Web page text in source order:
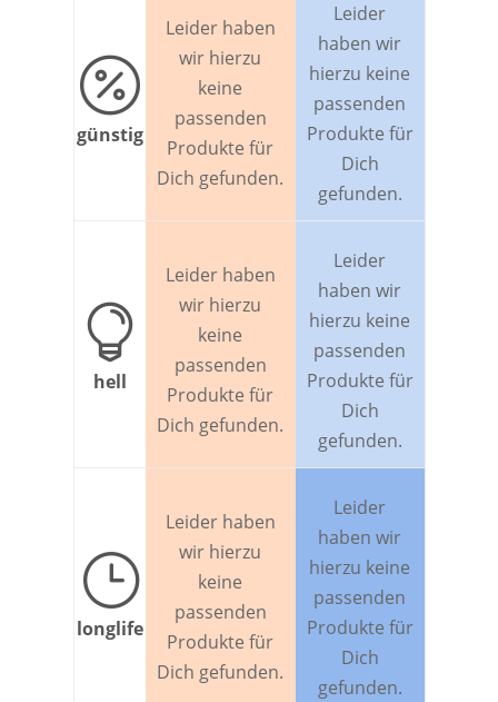

günstig
Leider haben
wir hierzu
keine
passenden
Produkte für
Dich gefunden.
Leider
haben wir
hierzu keine
passenden
Produkte für
Dich
gefunden.

hell
Leider haben
wir hierzu
keine
passenden
Produkte für
Dich gefunden.
Leider
haben wir
hierzu keine
passenden
Produkte für
Dich
gefunden.
}
longlife
Leider haben
wir hierzu
keine
passenden
Produkte für
Dich gefunden.
Leider
haben wir
hierzu keine
passenden
Produkte für
Dich
gefunden.